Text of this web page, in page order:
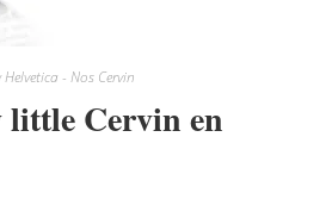
Helvetica - Nos Cervin
Cervin en